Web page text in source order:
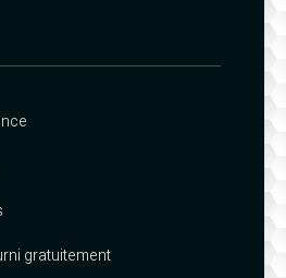
gratuitement